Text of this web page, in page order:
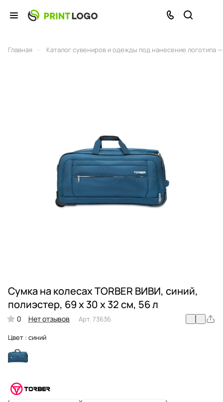
Главная Каталог сувениров и одежды под нанесение логотипа
Сумка на колесах TORBER ВИВИ, синий,
полиэстер, 69 х 30 х 32 см, 56 л
0 Нет отзывов Арт. 73636
Цвет : синий